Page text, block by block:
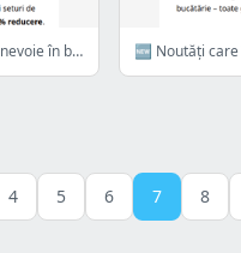
🐣Până la -44% reducere la tot ce ai nevoie în bucătărie de Paște! 🆕 Noutăți
4 5 6 7 8